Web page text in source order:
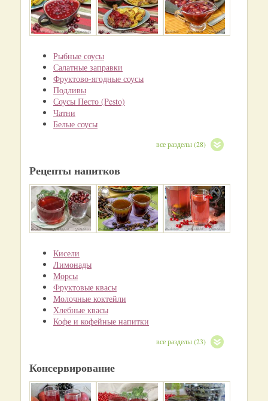
Рыбные соусы
Салатные заправки
Фруктово-ягодные соусы
Подливы
Соусы Песто (Pesto)
Чатни
Белые соусы
все разделы (28)
Рецепты напитков
Кисели
Лимонады
Морсы
Фруктовые квасы
Молочные коктейли
Хлебные квасы
Кофе и кофейные напитки
все разделы (23)
Консервирование